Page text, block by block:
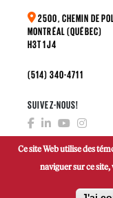
2500, CHEMIN DE
MONTRÉAL (QUÉBEC)
H3T 1J4
(514) 340-4711
SUIVEZ-NOUS!
FAIRE UN
Ce site Web utilise des
naviguer sur ce